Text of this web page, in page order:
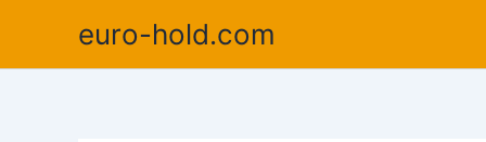
вмісту
euro-hold.com